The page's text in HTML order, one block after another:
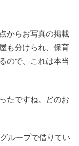
からお写真の掲載
も分けられ、保育
ので、これは本当
たですね。どのお
ループで借りてい